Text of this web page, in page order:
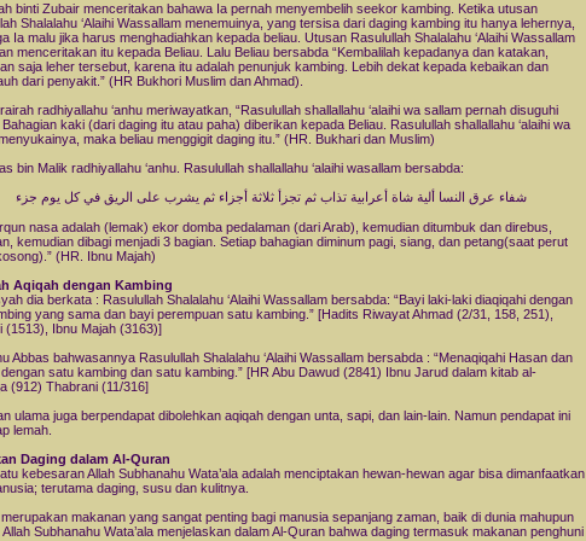
binti Zubair menceritakan bahawa Ia pernah menyembelih seekor kambing. Ketika utusan
Shalalahu ‘Alaihi Wassallam menemuinya, yang tersisa dari daging kambing itu hanya lehernya,
Ia malu jika harus menghadiahkan kepada beliau. Utusan Rasulullah Shalalahu ‘Alaihi Wassallam
menceritakan itu kepada Beliau. Lalu Beliau bersabda “Kembalilah kepadanya dan katakan,
saja leher tersebut, karena itu adalah penunjuk kambing. Lebih dekat kepada kebaikan dan
dari penyakit.” (HR Bukhori Muslim dan Ahmad).
radhiyallahu ‘anhu meriwayatkan, “Rasulullah shallallahu ‘alaihi wa sallam pernah disuguhi
kaki (dari daging itu atau paha) diberikan kepada Beliau. Rasulullah shallallahu ‘alaihi wa
maka beliau menggigit daging itu.” (HR. Bukhari dan Muslim)
bin Malik radhiyallahu ‘anhu. Rasulullah shallallahu ‘alaihi wasallam bersabda:
شفاء عرق النسا ألية شاة أعرابية تذاب ثم تجزأ ثلاثة أجزاء ثم يشرب على الريق في كل يوم جزء
nasa adalah (lemak) ekor domba pedalaman (dari Arab), kemudian ditumbuk dan direbus,
kemudian dibagi menjadi 3 bagian. Setiap bahagian diminum pagi, siang, dan petang(saat perut
(HR. Ibnu Majah)
Aqiqah dengan Kambing
dia berkata : Rasulullah Shalalahu ‘Alaihi Wassallam bersabda: “Bayi laki-laki diaqiqahi dengan
yang sama dan bayi perempuan satu kambing.” [Hadits Riwayat Ahmad (2/31, 158, 251),
(1513), Ibnu Majah (3163)]
Abbas bahwasannya Rasulullah Shalalahu ‘Alaihi Wassallam bersabda : “Menaqiqahi Hasan dan
dengan satu kambing dan satu kambing.” [HR Abu Dawud (2841) Ibnu Jarud dalam kitab al-
(912) Thabrani (11/316]
ulama juga berpendapat dibolehkan aqiqah dengan unta, sapi, dan lain-lain. Namun pendapat ini
lemah.
Daging dalam Al-Quran
kebesaran Allah Subhanahu Wata’ala adalah menciptakan hewan-hewan agar bisa dimanfaatkan
terutama daging, susu dan kulitnya.
merupakan makanan yang sangat penting bagi manusia sepanjang zaman, baik di dunia mahupun
Subhanahu Wata’ala menjelaskan dalam Al-Quran bahwa daging termasuk makanan penghuni